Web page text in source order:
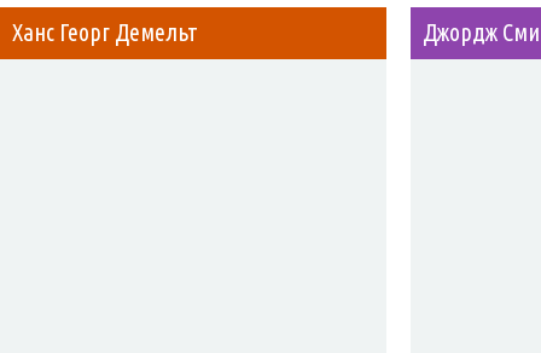
Ханс Георг Демельт Джордж